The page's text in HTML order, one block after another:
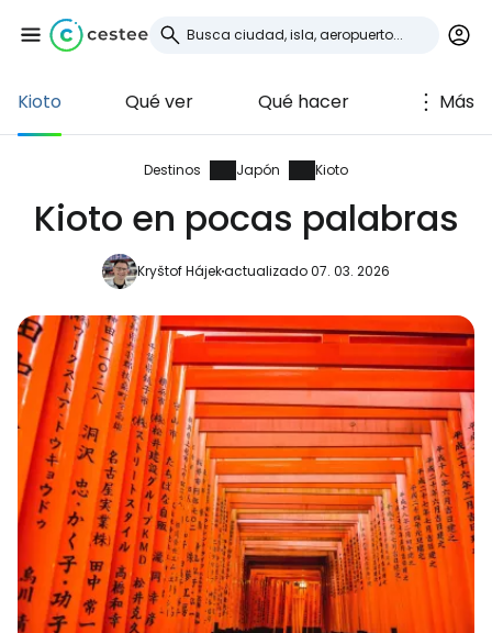
Kioto Qué ver Qué hacer Más
Destinos Japón Kioto
Kioto en pocas palabras
Kryštof Hájekactualizado 07. 03. 2026
Iniciar sesión en
Cestee
... la comunidad mundial de viajeros
Continuar con Facebook
Continuar con Email